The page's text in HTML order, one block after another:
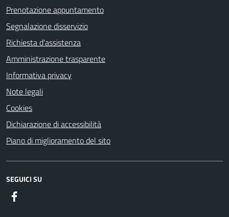
Prenotazione appuntamento
Segnalazione disservizio
Richiesta d'assistenza
Amministrazione trasparente
Informativa privacy
Note legali
Cookies
Dichiarazione di accessibilità
Piano di miglioramento del sito
SEGUICI SU